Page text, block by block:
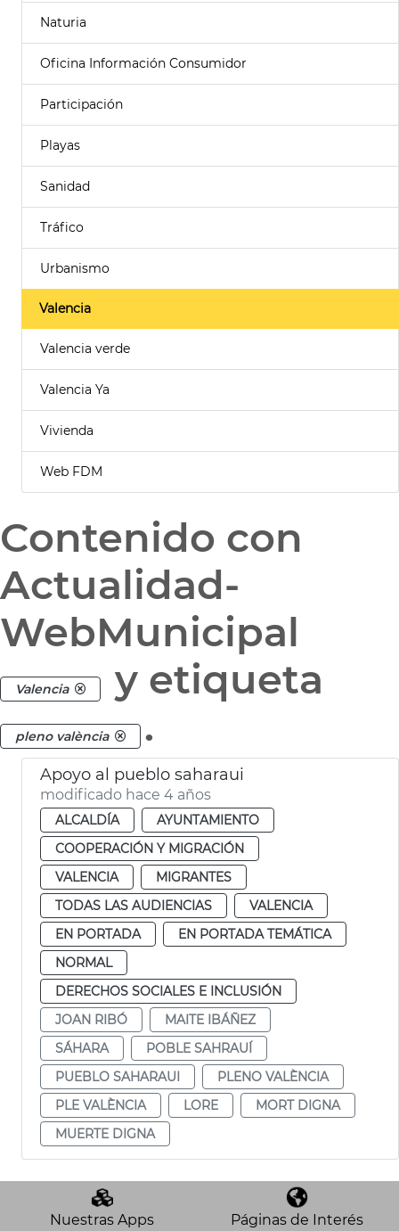
Naturia
Oficina Información Consumidor
Participación
Playas
Sanidad
Tráfico
Urbanismo
Valencia
Valencia verde
Valencia Ya
Vivienda
Web FDM
Contenido con
Actualidad-
WebMunicipal
Valencia y etiqueta
pleno valència .
Apoyo al pueblo saharaui
modificado hace 4 años
ALCALDÍA
AYUNTAMIENTO
COOPERACIÓN Y MIGRACIÓN
VALENCIA
MIGRANTES
TODAS LAS AUDIENCIAS
VALENCIA
EN PORTADA
EN PORTADA TEMÁTICA
NORMAL
DERECHOS SOCIALES E INCLUSIÓN
JOAN RIBÓ
MAITE IBÁÑEZ
SÁHARA
POBLE SAHRAUÍ
PUEBLO SAHARAUI
PLENO VALÈNCIA
PLE VALÈNCIA
LORE
MORT DIGNA
MUERTE DIGNA
Nuestras Apps Páginas de Interés